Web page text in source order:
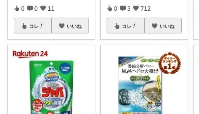
0 0 11
コレ いいね
0 3 712
コレ いいね